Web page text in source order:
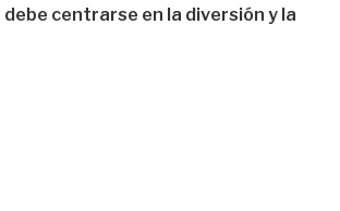
centrarse en la diversión y la